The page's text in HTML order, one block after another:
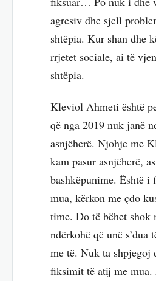
agresiv dhe sjell
shtëpia. Kur shan dhe
rrjetet sociale, ai të
shtëpia.
Kleviol Ahmeti është
që nga 2019 nuk janë
asnjëherë. Njohje me
kam pasur asnjëherë, as
bashkëpunime. Është i
mua, kërkon me çdo
time. Do të bëhet shok
ndërkohë që unë s’dua
me të. Nuk ta shpjegoj
fiksimit të atij me mua.